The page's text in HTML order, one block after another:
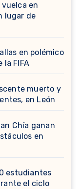
en
lugar de
en polémico
la FIFA
muerto y
en León
Chía ganan
en
estudiantes
el ciclo